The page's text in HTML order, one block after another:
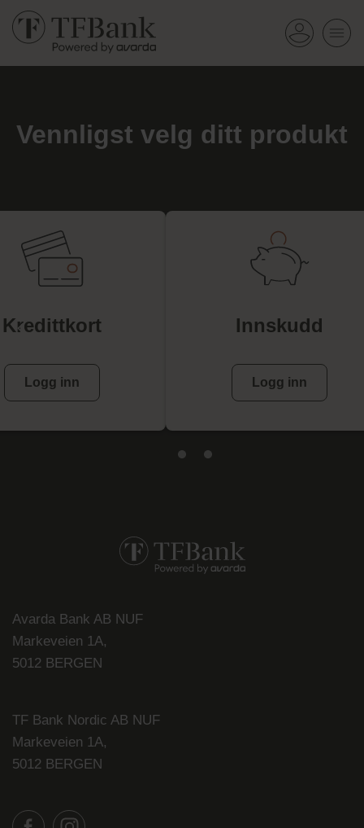
Vennligst velg ditt produkt
Kredittkort
Logg inn
Innskudd
Logg inn
Avarda Bank AB NUF
Markeveien 1A,
5012 BERGEN
TF Bank Nordic AB NUF
Markeveien 1A,
5012 BERGEN